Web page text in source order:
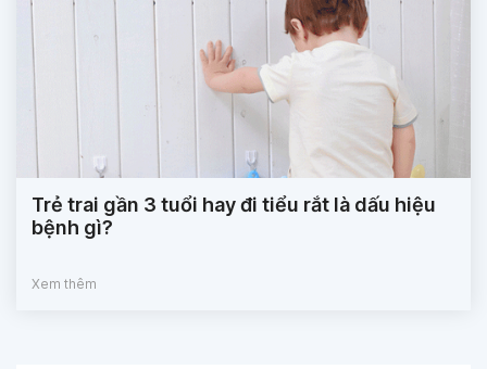
Trẻ trai gần 3 tuổi hay đi tiểu rắt là dấu hiệu
bệnh gì?
Xem thêm